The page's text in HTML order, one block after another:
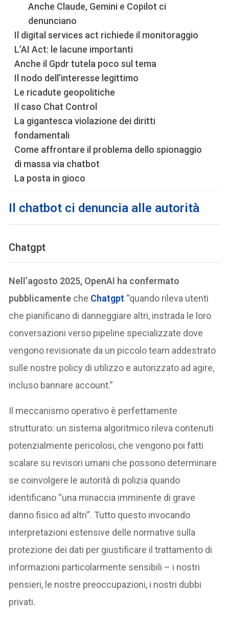
Anche Claude, Gemini e Copilot ci
denunciano
Il digital services act richiede il monitoraggio
L’AI Act: le lacune importanti
Anche il Gpdr tutela poco sul tema
Il nodo dell’interesse legittimo
Le ricadute geopolitiche
Il caso Chat Control
La gigantesca violazione dei diritti
fondamentali
Come affrontare il problema dello spionaggio
di massa via chatbot
La posta in gioco
Il chatbot ci denuncia alle autorità
Chatgpt
Nell’agosto 2025, OpenAI ha confermato
pubblicamente che Chatgpt “quando rileva utenti
che pianificano di danneggiare altri, instrada le loro
conversazioni verso pipeline specializzate dove
vengono revisionate da un piccolo team addestrato
sulle nostre policy di utilizzo e autorizzato ad agire,
incluso bannare account.”
Il meccanismo operativo è perfettamente
strutturato: un sistema algoritmico rileva contenuti
potenzialmente pericolosi, che vengono poi fatti
scalare su revisori umani che possono determinare
se coinvolgere le autorità di polizia quando
identificano “una minaccia imminente di grave
danno fisico ad altri”. Tutto questo invocando
interpretazioni estensive delle normative sulla
protezione dei dati per giustificare il trattamento di
informazioni particolarmente sensibili – i nostri
pensieri, le nostre preoccupazioni, i nostri dubbi
privati.